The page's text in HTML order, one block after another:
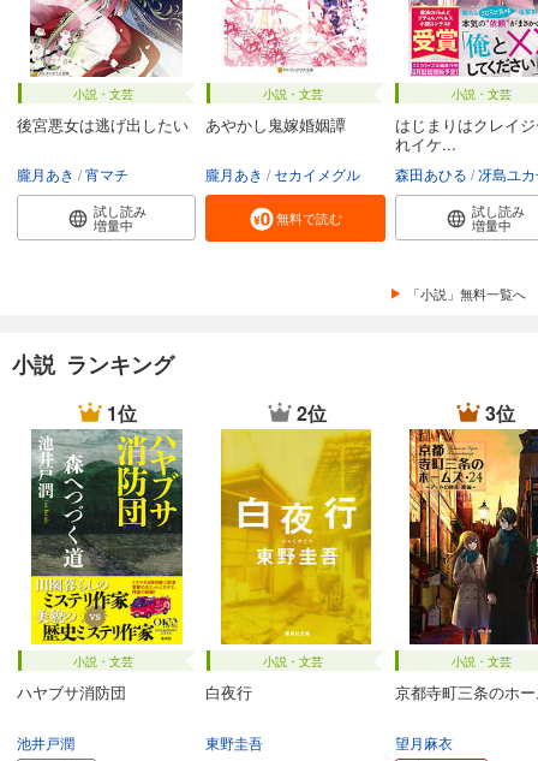
小説・文芸
後宮悪女は逃げ出したい
朧月あき 宵マチ
試し読み
増量中
小説・文芸
あやかし鬼嫁婚姻譚
朧月あき セカイメグル
無料で読む
小説・文芸
はじまりはクレイ
れイケ...
森田あひる 冴島ユ
試し読み
増量中
「小説」無料一覧へ
小説 ランキング
1位
小説・文芸
ハヤブサ消防団
池井戸潤
2位
小説・文芸
白夜行
東野圭吾
3位
小説・文芸
京都寺町三条のホ
望月麻衣